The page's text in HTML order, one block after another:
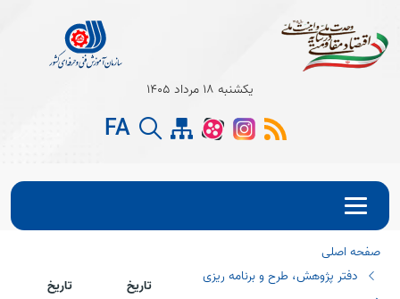
Open
یکشنبه 18 مرداد 1405
FA
صفحه اصلی
دفتر پژوهش، طرح و برنامه ریزی
تاریخ
تاریخ